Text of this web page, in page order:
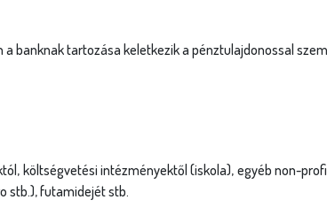
banknak tartozása keletkezik a pénztulajdonossal
költségvetési intézményektől (iskola), egyéb non-
stb.), futamidejét stb.